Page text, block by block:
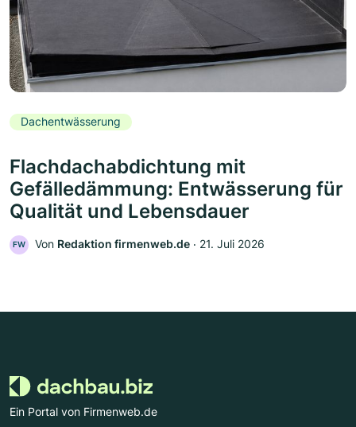
Dachentwässerung
Flachdachabdichtung mit
Gefälledämmung: Entwässerung für
Qualität und Lebensdauer
FW Von Redaktion firmenweb.de ‧ 21. Juli 2026
Ein Portal von Firmenweb.de